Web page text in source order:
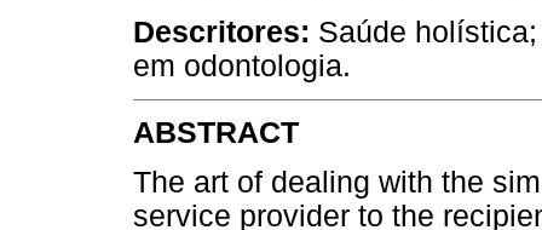
Descritores: Saúde
em odontologia.
ABSTRACT
The art of dealing with the
service provider to the